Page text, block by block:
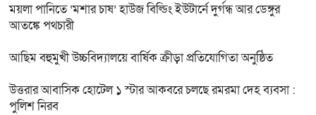
ময়লা পানিতে ‘মশার চাষ’ হাউজ বিল্ডিং ইউটার্নে দুর্গন্ধ আর ডেঙ্গুর
আতঙ্কে পথচারী
আছিম বহুমুখী উচ্চবিদ্যালয়ে বার্ষিক ক্রীড়া প্রতিযোগিতা অনুষ্ঠিত
উত্তরার আবাসিক হোটেল ১ স্টার আকবরে চলছে রমরমা দেহ ব্যবসা :
পুলিশ নিরব